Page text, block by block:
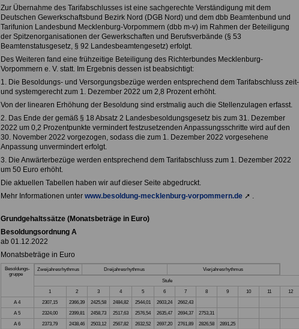
Zur Übernahme des Tarifabschlusses ist eine sachgerechte Verständigung mit dem
Deutschen Gewerkschaftsbund Bezirk Nord (DGB Nord) und dem dbb Beamtenbund und
Tarifunion Landesbund Mecklenburg-Vorpommern (dbb m-v) im Rahmen der Beteiligung
der Spitzenorganisationen der Gewerkschaften und Berufsverbände (§ 53
Beamtenstatusgesetz, § 92 Landesbeamtengesetz) erfolgt.
Des Weiteren fand eine frühzeitige Beteiligung des Richterbundes Mecklenburg-
Vorpommern e. V. statt. Im Ergebnis dessen ist beabsichtigt:
1. Die Besoldungs- und Versorgungsbezüge werden entsprechend dem Tarifabschluss zeit-
und systemgerecht zum 1. Dezember 2022 um 2,8 Prozent erhöht.
Von der linearen Erhöhung der Besoldung sind erstmalig auch die Stellenzulagen erfasst.
2. Das Ende der gemäß § 18 Absatz 2 Landesbesoldungsgesetz bis zum 31. Dezember
2022 um 0,2 Prozentpunkte vermindert festzusetzenden Anpassungsschritte wird auf den
30. November 2022 vorgezogen, sodass die zum 1. Dezember 2022 vorgesehene
Anpassung unvermindert erfolgt.
3. Die Anwärterbezüge werden entsprechend dem Tarifabschluss zum 1. Dezember 2022
um 50 Euro erhöht.
Die aktuellen Tabellen haben wir auf dieser Seite abgedruckt.
Mehr Informationen unter www.besoldung-mecklenburg-vorpommern.de➚ .
Grundgehaltssätze (Monatsbeträge in Euro)
Besoldungsordnung A
ab 01.12.2022
Monatsbeträge in Euro
Besoldungs-
gruppe
Zweijahresrhythmus Dreijahresrhythmus Vierjahresrhythmus
Stufe
1
2 3 4 5 6 7 8 9 10 11
12
A 4
2307,15 2366,39 2425,58 2484,82 2544,01 2603,24
2662,43
A 5
2324,00 2399,81 2458,73 2517,63 2576,54 2635,47 2694,37
2753,31
A 6
2373,79 2438,46 2503,12 2567,82 2632,52 2697,20 2761,89 2826,58
2891,25